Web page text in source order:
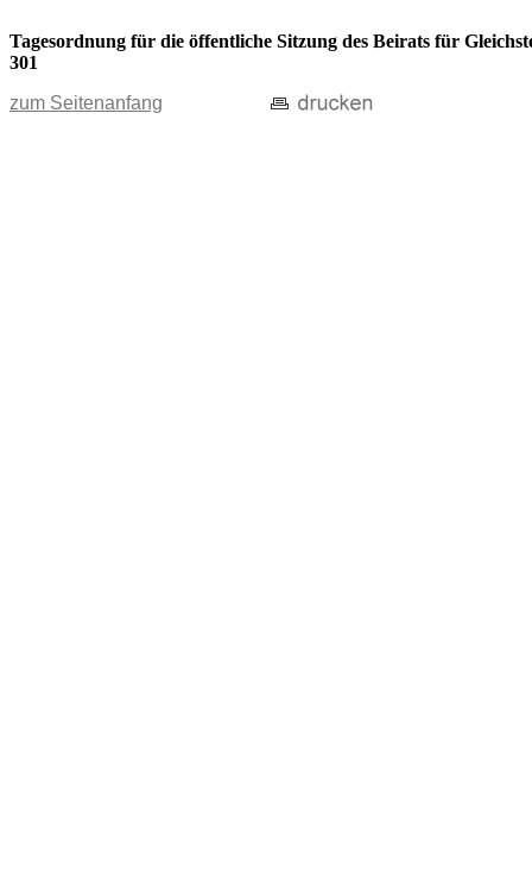
Tagesordnung für die öffentliche Sitzung des Beirats für
301
zum Seitenanfang